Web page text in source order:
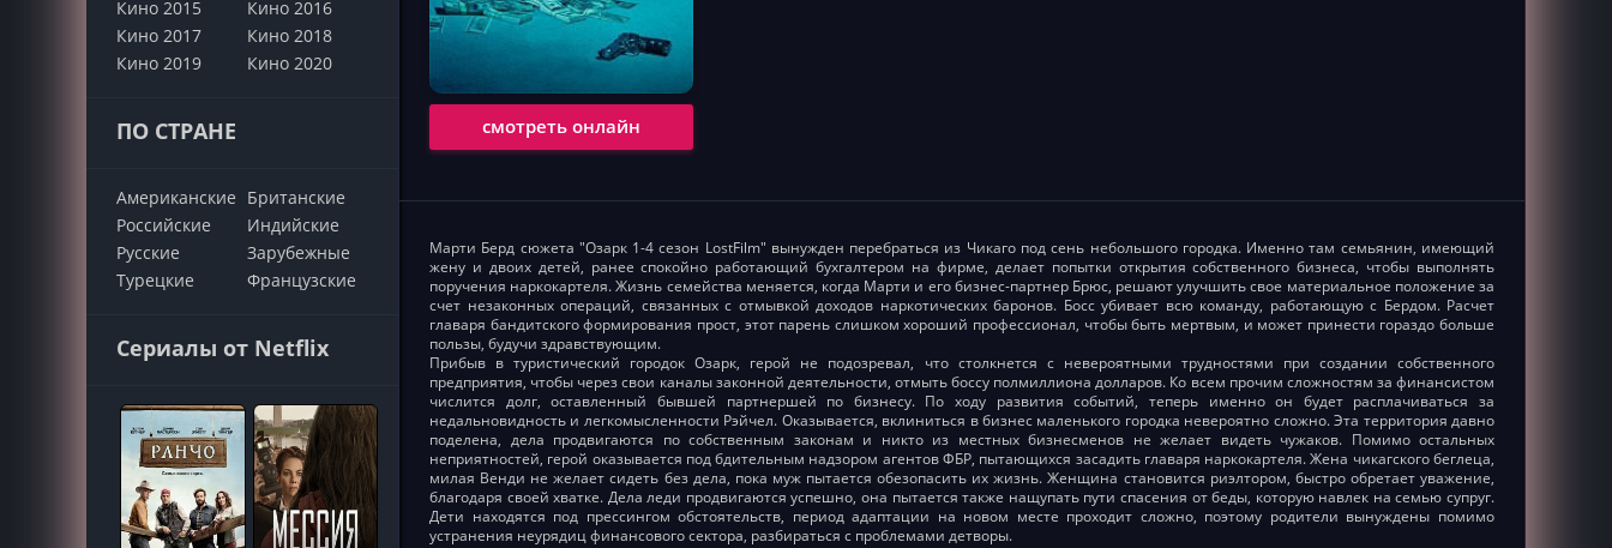
Кино 2015
Кино 2016
Кино 2017
Кино 2018
Кино 2019
Кино 2020
ПО СТРАНЕ
Американские Британские
Российские
Индийские
Русские
Зарубежные
Турецкие
Французские
Сериалы от Netflix
смотреть онлайн
Марти Берд сюжета "Озарк 1-4 сезон LostFilm" вынужден перебраться из Чикаго под сень небольшого городка. Именно там семьянин, имеющий
жену и двоих детей, ранее спокойно работающий бухгалтером на фирме, делает попытки открытия собственного бизнеса, чтобы выполнять
поручения наркокартеля. Жизнь семейства меняется, когда Марти и его бизнес-партнер Брюс, решают улучшить свое материальное положение за
счет незаконных операций, связанных с отмывкой доходов наркотических баронов. Босс убивает всю команду, работающую с Бердом. Расчет
главаря бандитского формирования прост, этот парень слишком хороший профессионал, чтобы быть мертвым, и может принести гораздо больше
пользы, будучи здравствующим.
Прибыв в туристический городок Озарк, герой не подозревал, что столкнется с невероятными трудностями при создании собственного
предприятия, чтобы через свои каналы законной деятельности, отмыть боссу полмиллиона долларов. Ко всем прочим сложностям за финансистом
числится долг, оставленный бывшей партнершей по бизнесу. По ходу развития событий, теперь именно он будет расплачиваться за
недальновидность и легкомысленности Рэйчел. Оказывается, вклиниться в бизнес маленького городка невероятно сложно. Эта территория давно
поделена, дела продвигаются по собственным законам и никто из местных бизнесменов не желает видеть чужаков. Помимо остальных
неприятностей, герой оказывается под бдительным надзором агентов ФБР, пытающихся засадить главаря наркокартеля. Жена чикагского беглеца,
милая Венди не желает сидеть без дела, пока муж пытается обезопасить их жизнь. Женщина становится риэлтором, быстро обретает уважение,
благодаря своей хватке. Дела леди продвигаются успешно, она пытается также нащупать пути спасения от беды, которую навлек на семью супруг.
Дети находятся под прессингом обстоятельств, период адаптации на новом месте проходит сложно, поэтому родители вынуждены помимо
устранения неурядиц финансового сектора, разбираться с проблемами детворы.